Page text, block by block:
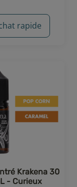
rapide
Krakena 30
- Curieux